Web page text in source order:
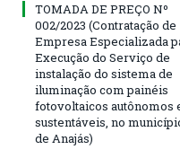
TOMADA DE PREÇO Nº
002/2023 (Contratação de
Empresa Especializada
Execução do Serviço de
instalação do sistema de
iluminação com painéis
fotovoltaicos autônomos
sustentáveis, no
de Anajás)